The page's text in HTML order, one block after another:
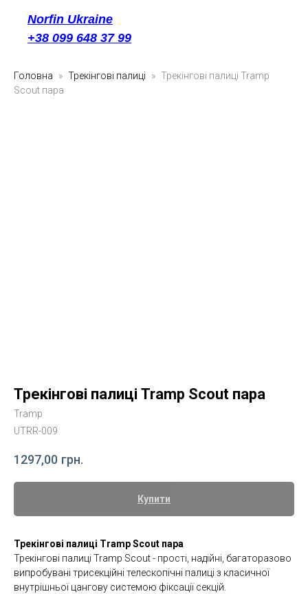
Norfin Ukraine
+38 099 648 37 99
Головна Трекінгові палиці
Трекінгові палиці Tramp
Scout пара
Трекінгові палиці Tramp Scout пара
Tramp
UTRR-009
1297,00 грн.
Купити
Трекінгові палиці Tramp Scout пара
Трекінгові палиці Tramp Scout - прості, надійні, багаторазово
випробувані трисекційні телескопічні палиці з класичної
внутрішньої цангову системою фіксації секцій.